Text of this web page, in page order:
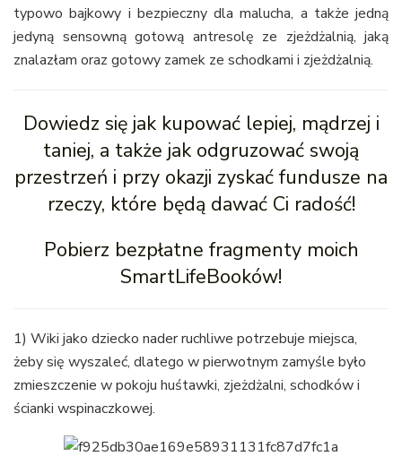
typowo bajkowy i bezpieczny dla malucha, a także jedną
jedyną sensowną gotową antresolę ze zjeżdżalnią, jaką
znalazłam oraz gotowy zamek ze schodkami i zjeżdżalnią.
Dowiedz się jak kupować lepiej, mądrzej i
taniej, a także jak odgruzować swoją
przestrzeń i przy okazji zyskać fundusze na
rzeczy, które będą dawać Ci radość!
Pobierz bezpłatne fragmenty moich
SmartLifeBooków!
1) Wiki jako dziecko nader ruchliwe potrzebuje miejsca,
żeby się wyszaleć, dlatego w pierwotnym zamyśle było
zmieszczenie w pokoju huśtawki, zjeżdżalni, schodków i
ścianki wspinaczkowej.